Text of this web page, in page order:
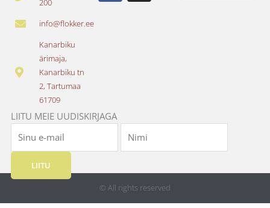
200
info@flokker.ee
Kanarbiku
ärimaja,
Kanarbiku tn
2, Tartumaa
61709
c s
LIITU MEIE UUDISKIRJAGA
LIITU
© All rights reserved